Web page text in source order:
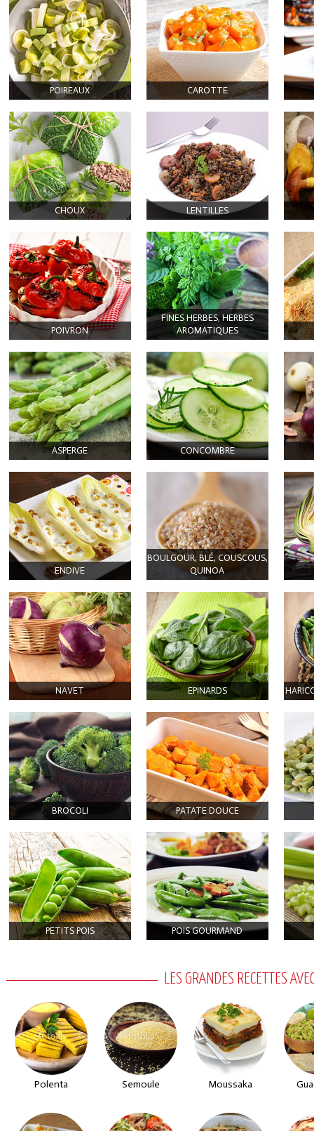
POIREAUX CAROTTE
CHOUX LENTILLES
POIVRON
FINES HERBES, HERBES
AROMATIQUES
ASPERGE CONCOMBRE
ENDIVE
BOULGOUR, BLÉ, COUSCOUS,
QUINOA
NAVET EPINARDS
BROCOLI PATATE DOUCE
PETITS POIS POIS GOURMAND
LES GRANDES RECETTES
Polenta Semoule Moussaka